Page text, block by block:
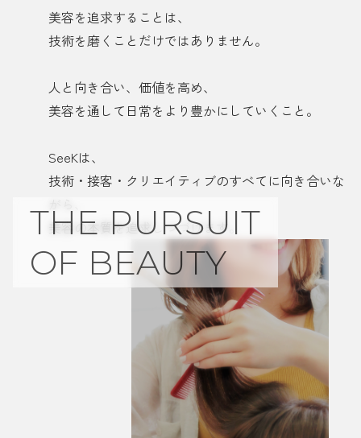
美容を追求することは、
技術を磨くことだけではありません。
人と向き合い、価値を高め、
美容を通して日常をより豊かにしていくこと。
SeeKは、
技術・接客・クリエイティブのすべてに向き合いな
美容の本質を追求しつづけます。
THE PURSUIT
OF BEAUTY